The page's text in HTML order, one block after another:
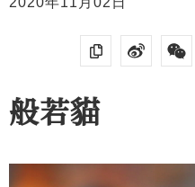
般若貓